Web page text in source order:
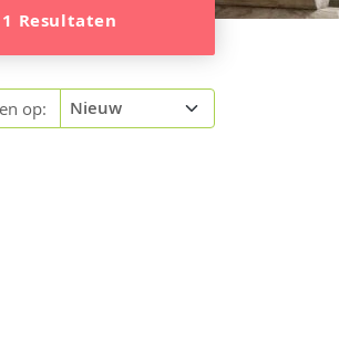
1 Resultaten
op: